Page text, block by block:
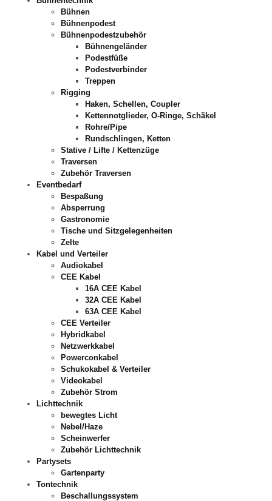
Bühnen
Bühnenpodest
Bühnenpodestzubehör
Bühnengeländer
Podestfüße
Podestverbinder
Treppen
Rigging
Haken, Schellen, Coupler
Kettennotglieder, O-Ringe, Schäkel
Rohre/Pipe
Rundschlingen, Ketten
Stative / Lifte / Kettenzüge
Traversen
Zubehör Traversen
Eventbedarf
Bespaßung
Absperrung
Gastronomie
Tische und Sitzgelegenheiten
Zelte
Kabel und Verteiler
Audiokabel
CEE Kabel
16A CEE Kabel
32A CEE Kabel
63A CEE Kabel
CEE Verteiler
Hybridkabel
Netzwerkkabel
Powerconkabel
Schukokabel & Verteiler
Videokabel
Zubehör Strom
Lichttechnik
bewegtes Licht
Nebel/Haze
Scheinwerfer
Zubehör Lichttechnik
Partysets
Gartenparty
Tontechnik
Beschallungssystem